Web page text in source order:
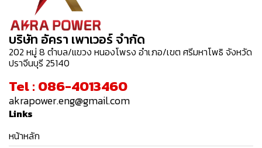
บริษัท อัครา เพาเวอร์ จำกัด
202 หมู่ 8 ตำบล/แขวง หนองโพรง อำเภอ/เขต ศรีมหาโพธิ จังหวัด
ปราจีนบุรี 25140
Tel : 086-4013460
akrapower.eng@gmail.com
Links
หน้าหลัก